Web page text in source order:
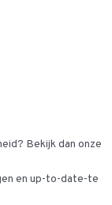
Bekijk dan onze
en up-to-date-te